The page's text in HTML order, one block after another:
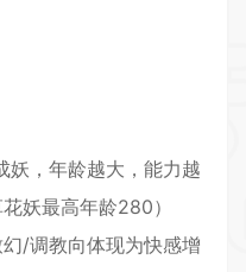
妖，年龄越大，能力越
妖最高年龄280）
/调教向体现为快感增